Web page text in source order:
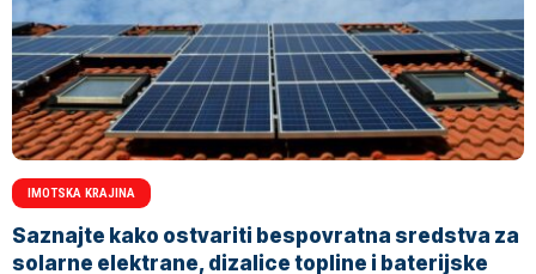
IMOTSKA KRAJINA
Saznajte kako ostvariti bespovratna sredstva za
solarne elektrane, dizalice topline i baterijske